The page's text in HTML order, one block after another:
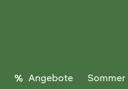
Angebote Sommer